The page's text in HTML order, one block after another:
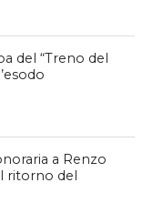
del “Treno del
a Renzo
ritorno del